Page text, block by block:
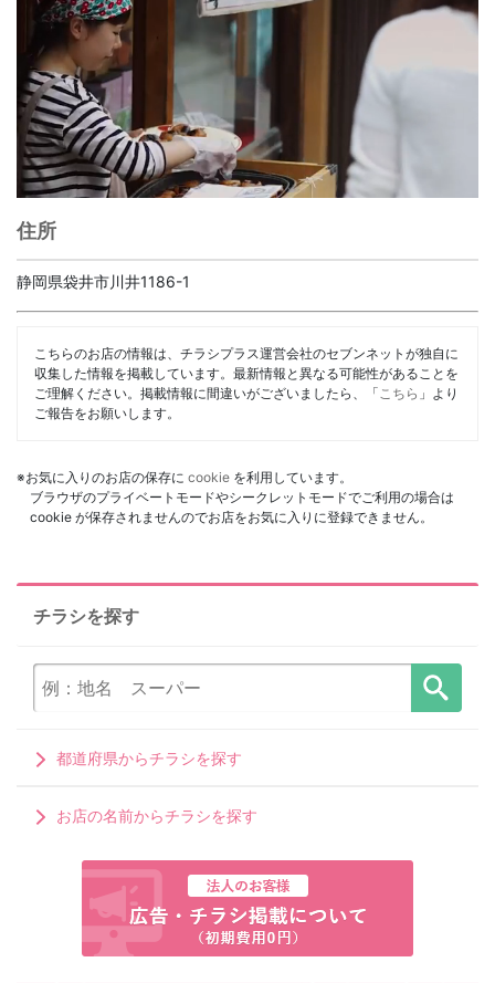
住所
静岡県袋井市川井1186-1
こちらのお店の情報は、チラシプラス運営会社のセブンネットが独自に
収集した情報を掲載しています。最新情報と異なる可能性があることを
ご理解ください。掲載情報に間違いがございましたら、「 こちら 」より
ご報告をお願いします。
※お気に入りのお店の保存に cookie を利用しています。
ブラウザのプライベートモードやシークレットモードでご利用の場合は
cookie が保存されませんのでお店をお気に入りに登録できません。
チラシを探す
都道府県からチラシを探す
お店の名前からチラシを探す